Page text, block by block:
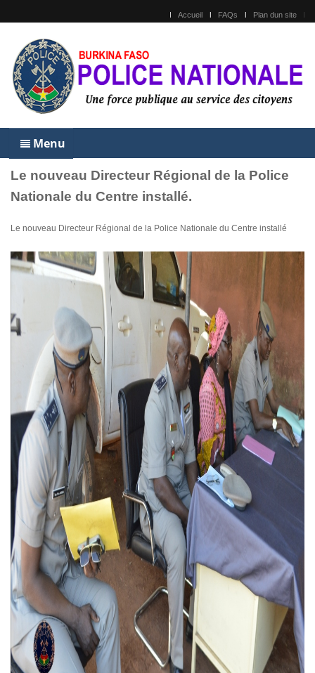
Accueil FAQs Plan dun site
Menu
Le nouveau Directeur Régional de la Police
Nationale du Centre installé.
Le nouveau Directeur Régional de la Police Nationale du Centre installé